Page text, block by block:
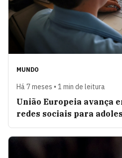
MUNDO
Há 7 meses • 1 min de leitura
União Europeia avança
redes sociais para